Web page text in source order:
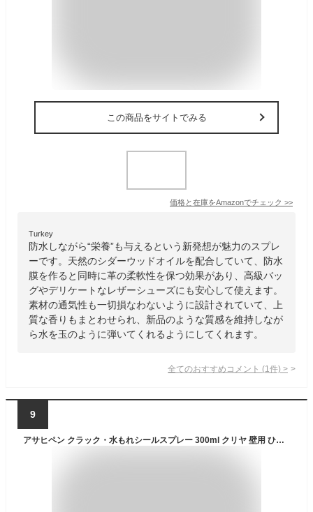
この商品をサイトでみる
価格と在庫をAmazonでチェック >>
Turkey
防水しながら“栄養”も与えるという新発想が魅力のスプレ
ーです。天然のシダーウッドオイルを配合していて、防水
膜を作ると同時に革の柔軟性を保つ効果があり、高級バッ
グやデリケートなレザーシューズにも安心して使えます。
素材の通気性も一切損なわないように設計されていて、上
質な香りもまとわせられ、新品のような質感を維持しなが
ら水を玉のように弾いてくれるようにしてくれます。
全てのおすすめコメント (1 件) >
9
アサヒペン クラック・水もれシールスプレー 300ml クリヤ 壁用 ひび割れの進行抑止 水の侵入防止 ひび割れ補修 水漏れ補修 上塗り可能 ガス抜きキャップ付き 日本製